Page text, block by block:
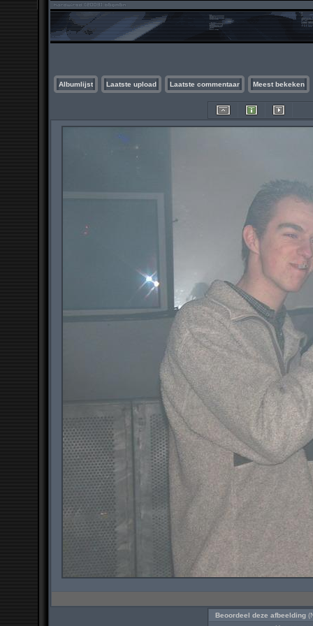
Albumlijst Laatste upload Laatste commentaar Meest bekeken
Beoordeel deze afbeelding